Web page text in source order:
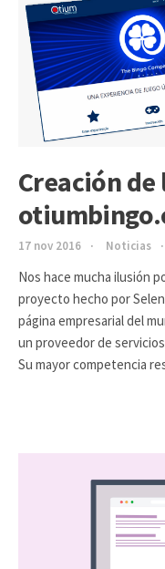
Creación
17 nov 2016 Noticias
Nos hace mucha ilusión
proyecto hecho por
página empresarial del
un proveedor de
Su mayor competencia